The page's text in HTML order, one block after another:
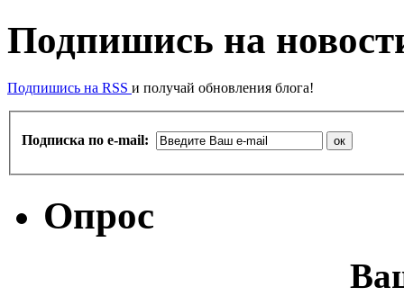
Подпишись на
Подпишись на RSS и получай обновления блога!
Подписка по e-mail:
Опрос